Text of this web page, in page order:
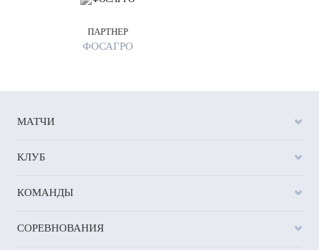
ПАРТНЕР
ФОСАГРО
МАТЧИ
КЛУБ
КОМАНДЫ
СОРЕВНОВАНИЯ